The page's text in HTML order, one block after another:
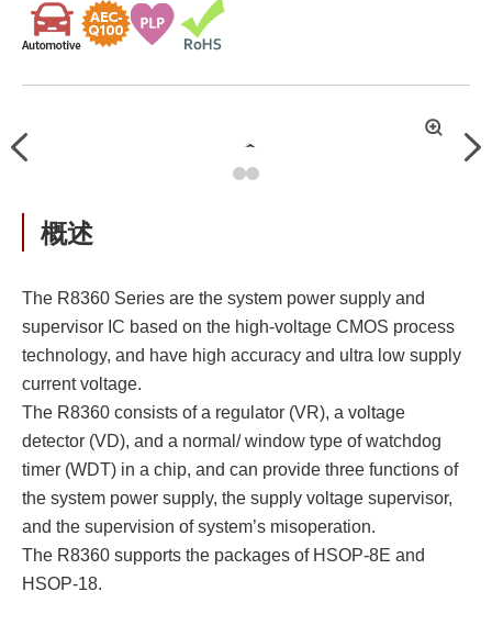
Previous
拡
概述
The R8360 Series are the system power supply and
supervisor IC based on the high-voltage CMOS process
technology, and have high accuracy and ultra low supply
current voltage.
The R8360 consists of a regulator (VR), a voltage
detector (VD), and a normal/ window type of watchdog
timer (WDT) in a chip, and can provide three functions of
the system power supply, the supply voltage supervisor,
and the supervision of system’s misoperation.
The R8360 supports the packages of HSOP-8E and
HSOP-18.